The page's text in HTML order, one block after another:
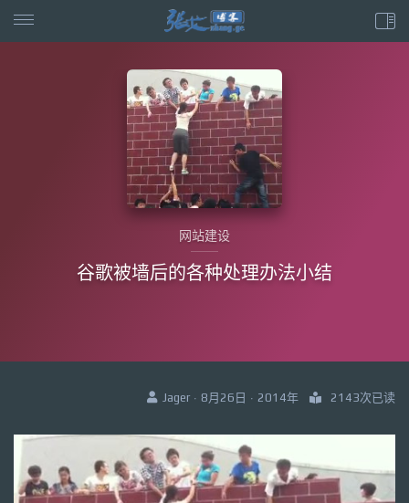
网站建设
谷歌被墙后的各种处理办法小结
Jager · 8月26日 · 2014年 2143次已读